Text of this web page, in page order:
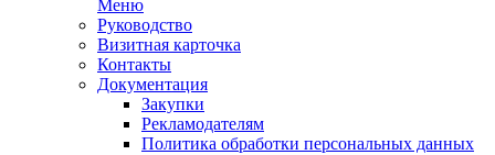
Меню
Руководство
Визитная карточка
Контакты
Документация
Закупки
Рекламодателям
Политика обработки персональных данных